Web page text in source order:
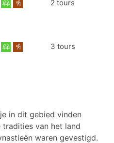
2 tours
3 tours
in dit gebied vinden
van het land
waren gevestigd.